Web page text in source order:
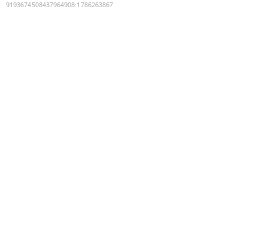
9193674508437964908:1786263867